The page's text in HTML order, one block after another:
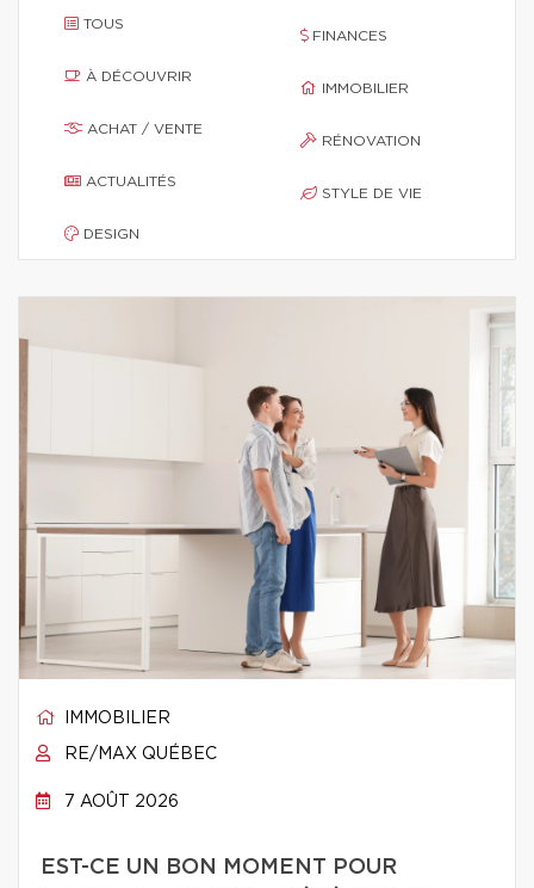
TOUS
À DÉCOUVRIR
ACHAT / VENTE
ACTUALITÉS
DESIGN
FINANCES
IMMOBILIER
RÉNOVATION
STYLE DE VIE
IMMOBILIER
RE/MAX QUÉBEC
7 AOÛT 2026
EST-CE UN BON MOMENT POUR